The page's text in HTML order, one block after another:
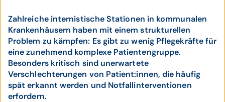
Zahlreiche internistische Stationen in kommunalen
Krankenhäusern haben mit einem strukturellen
Problem zu kämpfen: Es gibt zu wenig Pflegekräfte für
eine zunehmend komplexe Patientengruppe.
Besonders kritisch sind unerwartete
Verschlechterungen von Patient:innen, die häufig
spät erkannt werden und Notfallinterventionen
erfordern.